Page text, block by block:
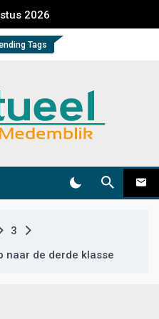
2026
Tags
3
naar de derde klasse